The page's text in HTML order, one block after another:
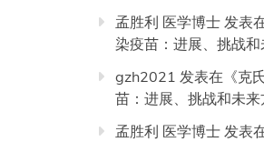
孟胜利 医学博士 发表
染疫苗：进展、挑战和
gzh2021 发表在《克
苗：进展、挑战和未来
孟胜利 医学博士 发表